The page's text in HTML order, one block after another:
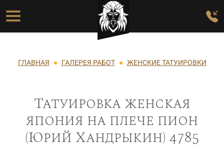
Перейти к основному содержанию
Основная навигация
Строка навигации
ГЛАВНАЯ ГАЛЕРЕЯ РАБОТ ЖЕНСКИЕ ТАТУИРОВКИ
Татуировка женская
япония на плече пион
(Юрий Хандрыкин) 4785